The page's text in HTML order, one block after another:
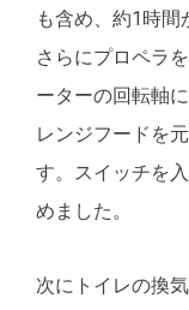
も含め、約1時間
さらにプロペラ
ーターの回転軸
レンジフードを
す。スイッチを
めました。
次にトイレの換